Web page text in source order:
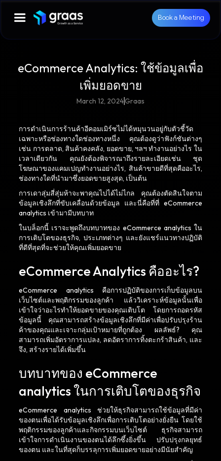
Book a Meeting
eCommerce Analytics: ใช้ข้อมูลเพื่อ
เพิ่มยอดขาย
March 12, 2024Graas
การดำเนินการร้านค้าอีคอมเมิร์ซไม่ได้หมุนวนอยู่กับตัวชี้วัด
เฉพาะหรือช่องทางใดช่องทางหนึ่ง คุณต้องดูว่าฟังก์ชันต่างๆ
เช่น การตลาด, สินค้าคงคลัง, ยอดขาย, ฯลฯ ทำงานอย่างไร ใน
เวลาเดียวกัน คุณยังต้องพิจารณาถึงรายละเอียดเช่น ชุด
โฆษณาของแคมเปญทำงานอย่างไร, สินค้าขายดีที่สุดคืออะไร,
ช่องทางใดที่นำมาซึ่งยอดขายสูงสุด, เป็นต้น
การเดาสุ่มสี่สุ่มห้าจะพาคุณไปได้ไม่ไกล คุณต้องตัดสินใจตาม
ข้อมูลเชิงลึกที่ขับเคลื่อนด้วยข้อมูล และนี่คือที่ที่ eCommerce
analytics เข้ามามีบทบาท
ในบล็อกนี้ เราจะพูดถึงบทบาทของ eCommerce analytics ใน
การเติบโตของธุรกิจ, ประเภทต่างๆ และยังแชร์แนวทางปฏิบัติ
ที่ดีที่สุดที่จะช่วยให้คุณเพิ่มยอดขาย
eCommerce Analytics คืออะไร?
eCommerce analytics คือการปฏิบัติของการเก็บข้อมูลบน
เว็บไซต์และพฤติกรรมของลูกค้า แล้ววิเคราะห์ข้อมูลนั้นเพื่อ
เข้าใจว่าอะไรทำให้ยอดขายของคุณเติบโต โดยการถอดรหัส
ข้อมูลนี้ คุณสามารถสร้างข้อมูลเชิงลึกที่มีค่าเพื่อปรับปรุงร้าน
ค้าของคุณและเจาะกลุ่มเป้าหมายที่ถูกต้อง ผลลัพธ์? คุณ
สามารถเพิ่มอัตราการแปลง, ลดอัตราการทิ้งตะกร้าสินค้า, และ
จึง, สร้างรายได้เพิ่มขึ้น
บทบาทของ eCommerce
analytics ในการเติบโตของธุรกิจ
eCommerce analytics ช่วยให้ธุรกิจสามารถใช้ข้อมูลที่มีค่า
ของตนเพื่อได้รับข้อมูลเชิงลึกเพื่อการเติบโตอย่างยั่งยืน โดยใช้
พฤติกรรมของลูกค้าและกิจกรรมบนเว็บไซต์ ธุรกิจสามารถ
เข้าใจการดำเนินงานของตนได้ลึกซึ้งยิ่งขึ้น ปรับปรุงกลยุทธ์
ของตน และในที่สุดก็บรรลุการเพิ่มยอดขายอย่างมีนัยสำคัญ